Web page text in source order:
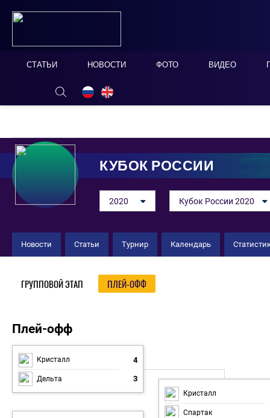
СТАТЬИ НОВОСТИ ФОТО ВИДЕО
ОНЛАЙН ТАБЛО СКРЫТЬ
КУБОК РОССИИ
2020 Кубок России 2020
Новости Статьи Турнир Календарь
ГРУППОВОЙ ЭТАП ПЛЕЙ-ОФФ
Плей-офф
Кристалл 4
Дельта 3
Кристалл
Спартак